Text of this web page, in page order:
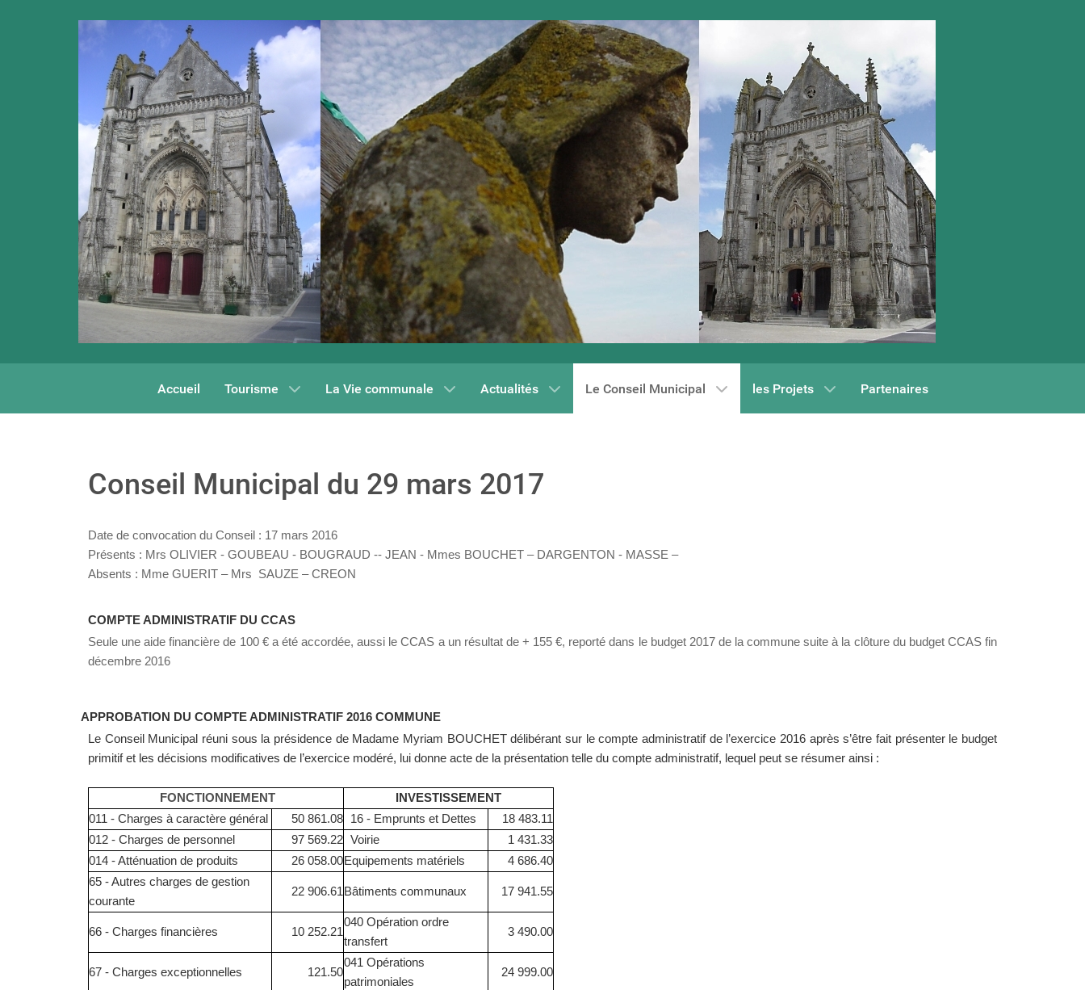
Accueil Tourisme La Vie communale Actualités Le Conseil Municipal les Projets Partenaires
Conseil Municipal du 29 mars 2017
Date de convocation du Conseil : 17 mars 2016
Présents : Mrs OLIVIER - GOUBEAU - BOUGRAUD -- JEAN - Mmes BOUCHET – DARGENTON - MASSE –
Absents : Mme GUERIT – Mrs SAUZE – CREON
COMPTE ADMINISTRATIF DU CCAS
Seule une aide financière de 100 € a été accordée, aussi le CCAS a un résultat de + 155 €, reporté dans le budget 2017 de la commune suite à la clôture du budget CCAS fin
décembre 2016
APPROBATION DU COMPTE ADMINISTRATIF 2016 COMMUNE
Le Conseil Municipal réuni sous la présidence de Madame Myriam BOUCHET délibérant sur le compte administratif de l’exercice 2016 après s’être fait présenter le budget
primitif et les décisions modificatives de l’exercice modéré, lui donne acte de la présentation telle du compte administratif, lequel peut se résumer ainsi :
FONCTIONNEMENT
INVESTISSEMENT
011 - Charges à caractère général
50 861.08 16 - Emprunts et Dettes
18 483.11
012 - Charges de personnel
97 569.22 Voirie
1 431.33
014 - Atténuation de produits
26 058.00Equipements matériels
4 686.40
65 - Autres charges de gestion
courante
22 906.61Bâtiments communaux 17 941.55
66 - Charges financières 10 252.21
040 Opération ordre
transfert
3 490.00
67 - Charges exceptionnelles 121.50
041 Opérations
patrimoniales
24 999.00